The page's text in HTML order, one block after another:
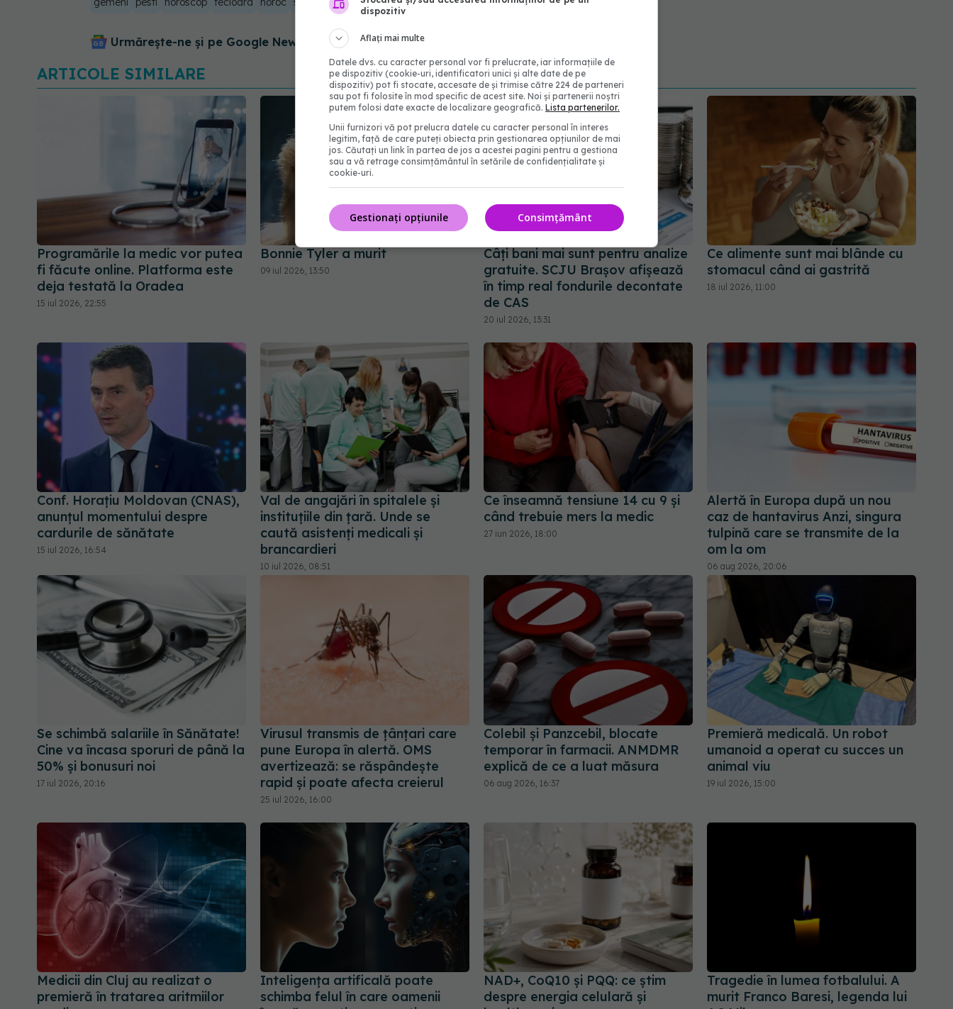
Urmărește-ne și pe Google News - abonează‑te!
ARTICOLE SIMILARE
Programările la medic vor putea
fi făcute online. Platforma este
deja testată la Oradea
15 iul 2026, 22:55
Bonnie Tyler a murit
09 iul 2026, 13:50
Câți bani mai sunt pentru analize
gratuite. SCJU Brașov afișează
în timp real fondurile decontate
de CAS
20 iul 2026, 13:31
Ce alimente sunt mai blânde cu
stomacul când ai gastrită
18 iul 2026, 11:00
Conf. Horațiu Moldovan (CNAS),
anunțul momentului despre
cardurile de sănătate
15 iul 2026, 16:54
Val de angajări în spitalele și
instituțiile din țară. Unde se
caută asistenți medicali și
brancardieri
10 iul 2026, 08:51
Ce înseamnă tensiune 14 cu 9 și
când trebuie mers la medic
27 iun 2026, 18:00
Alertă în Europa după un nou
caz de hantavirus Anzi, singura
tulpină care se transmite de la
om la om
06 aug 2026, 20:06
Se schimbă salariile în Sănătate!
Cine va încasa sporuri de până la
50% și bonusuri noi
17 iul 2026, 20:16
Virusul transmis de țânțari care
pune Europa în alertă. OMS
avertizează: se răspândește
rapid și poate afecta creierul
25 iul 2026, 16:00
Colebil și Panzcebil, blocate
temporar în farmacii. ANMDMR
explică de ce a luat măsura
06 aug 2026, 16:37
Premieră medicală. Un robot
umanoid a operat cu succes un
animal viu
19 iul 2026, 15:00
Medicii din Cluj au realizat o
premieră în tratarea aritmiilor
Inteligența artificală poate
schimba felul în care oamenii
NAD+, CoQ10 și PQQ: ce știm
despre energia celulară și
Tragedie în lumea fotbalului. A
murit Franco Baresi, legenda lui
dispozitiv
Aflați mai multe
Datele dvs. cu caracter personal vor fi prelucrate, iar informațiile de
pe dispozitiv (cookie-uri, identificatori unici și alte date de pe
dispozitiv) pot fi stocate, accesate de și trimise către 224 de parteneri
sau pot fi folosite în mod specific de acest site. Noi și partenerii noștri
putem folosi date exacte de localizare geografică. Lista partenerilor.
Unii furnizori vă pot prelucra datele cu caracter personal în interes
legitim, față de care puteți obiecta prin gestionarea opțiunilor de mai
jos. Căutați un link în partea de jos a acestei pagini pentru a gestiona
sau a vă retrage consimțământul în setările de confidențialitate și
cookie-uri.
Consimțământ
Gestionați opțiunile